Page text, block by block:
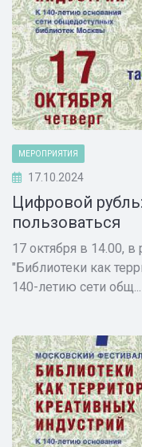
МЕРОПРИЯТИЯ
17.10.2024
Цифровой
пользоваться
17 октября в 14.00,
"Библиотеки как
140-летию сети общ...